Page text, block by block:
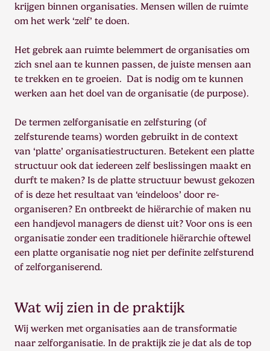
krijgen binnen organisaties. Mensen willen de ruimte
om het werk ‘zelf’ te doen.
Het gebrek aan ruimte belemmert de organisaties om
zich snel aan te kunnen passen, de juiste mensen aan
te trekken en te groeien. Dat is nodig om te kunnen
werken aan het doel van de organisatie (de purpose).
De termen zelforganisatie en zelfsturing (of
zelfsturende teams) worden gebruikt in de context
van ‘platte’ organisatiestructuren. Betekent een platte
structuur ook dat iedereen zelf beslissingen maakt en
durft te maken? Is de platte structuur bewust gekozen
of is deze het resultaat van ‘eindeloos’ door re-
organiseren? En ontbreekt de hiërarchie of maken nu
een handjevol managers de dienst uit? Voor ons is een
organisatie zonder een traditionele hiërarchie oftewel
een platte organisatie nog niet per definite zelfsturend
of zelforganiserend.
Wat wij zien in de praktijk
Wij werken met organisaties aan de transformatie
naar zelforganisatie. In de praktijk zie je dat als de top